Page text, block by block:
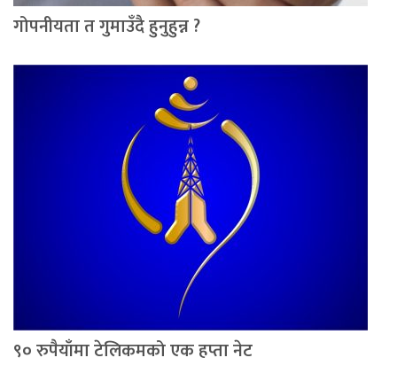
गोपनीयता त गुमाउँदै हुनुहुन्न ?
९० रुपैयाँमा टेलिकमको एक हप्ता नेट